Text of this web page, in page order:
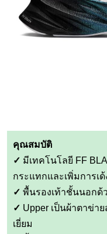
คุณสมบัติ
✓มีเทคโนโลยี FF
กระแทกและเพิ่มการ
✓ พื้นรองเท้าชั้นนอกด้
✓
Upper เป็นผ้าตาข่า
เยี่ยม
✓น้ำหนักเบา